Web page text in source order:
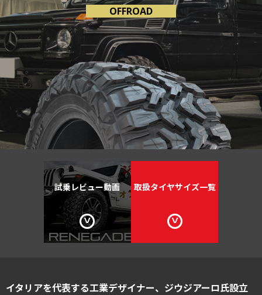
OFFROAD
試乗レビュー動画 取扱タイヤサイズ一覧
イタリアを代表する工業デザイナー、 ジウジアーロ氏設立